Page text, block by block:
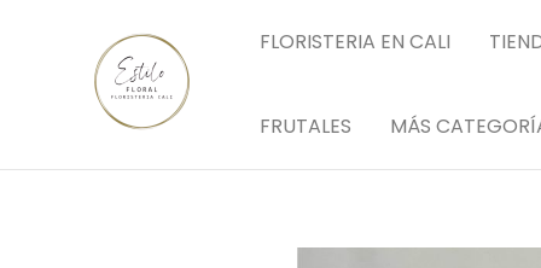
contenido
FLORISTERIA EN CALI
FRUTALES MÁS